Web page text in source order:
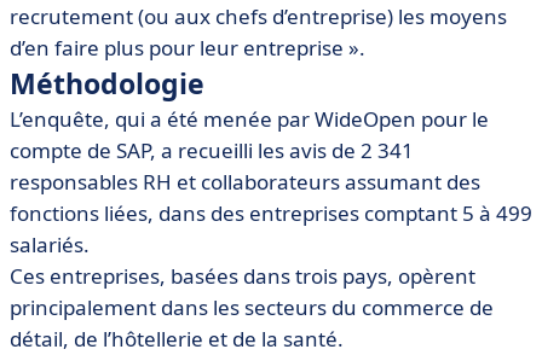
recrutement (ou aux chefs d’entreprise) les moyens
d’en faire plus pour leur entreprise ».
Méthodologie
L’enquête, qui a été menée par WideOpen pour le
compte de SAP, a recueilli les avis de 2 341
responsables RH et collaborateurs assumant des
fonctions liées, dans des entreprises comptant 5 à 499
salariés.
Ces entreprises, basées dans trois pays, opèrent
principalement dans les secteurs du commerce de
détail, de l’hôtellerie et de la santé.